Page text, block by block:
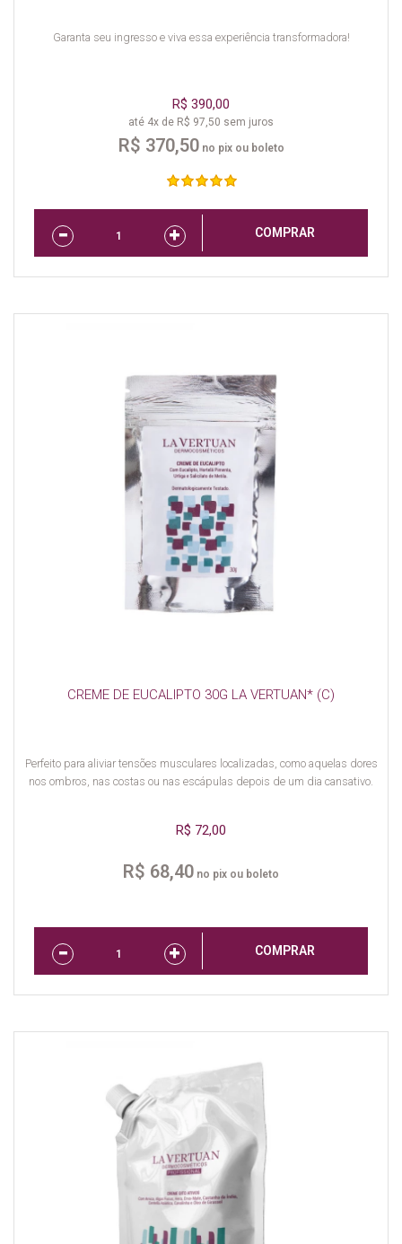
Garanta seu ingresso e viva essa experiência transformadora!
R$ 390,00
até 4x de R$ 97,50 sem juros
R$ 370,50no pix ou boleto
COMPRAR
CREME DE EUCALIPTO 30G LA VERTUAN* (C)
Perfeito para aliviar tensões musculares localizadas, como aquelas dores
nos ombros, nas costas ou nas escápulas depois de um dia cansativo.
R$ 72,00
R$ 68,40 no pix ou boleto
COMPRAR